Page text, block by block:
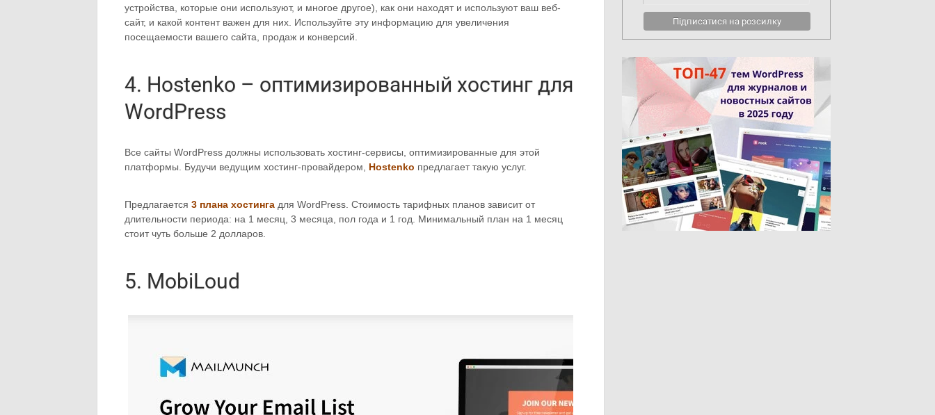
устройства, которые они используют, и многое другое), как они находят и используют ваш веб-
сайт, и какой контент важен для них. Используйте эту информацию для увеличения
посещаемости вашего сайта, продаж и конверсий.
4. Hostenko – оптимизированный хостинг для
WordPress
Все сайты WordPress должны использовать хостинг-сервисы, оптимизированные для этой
платформы. Будучи ведущим хостинг-провайдером, Hostenko предлагает такую ​​услуг.
Предлагается 3 плана хостинга для WordPress. Стоимость тарифных планов зависит от
длительности периода: на 1 месяц, 3 месяца, пол года и 1 год. Минимальный план на 1 месяц
стоит чуть больше 2 долларов.
5. MobiLoud